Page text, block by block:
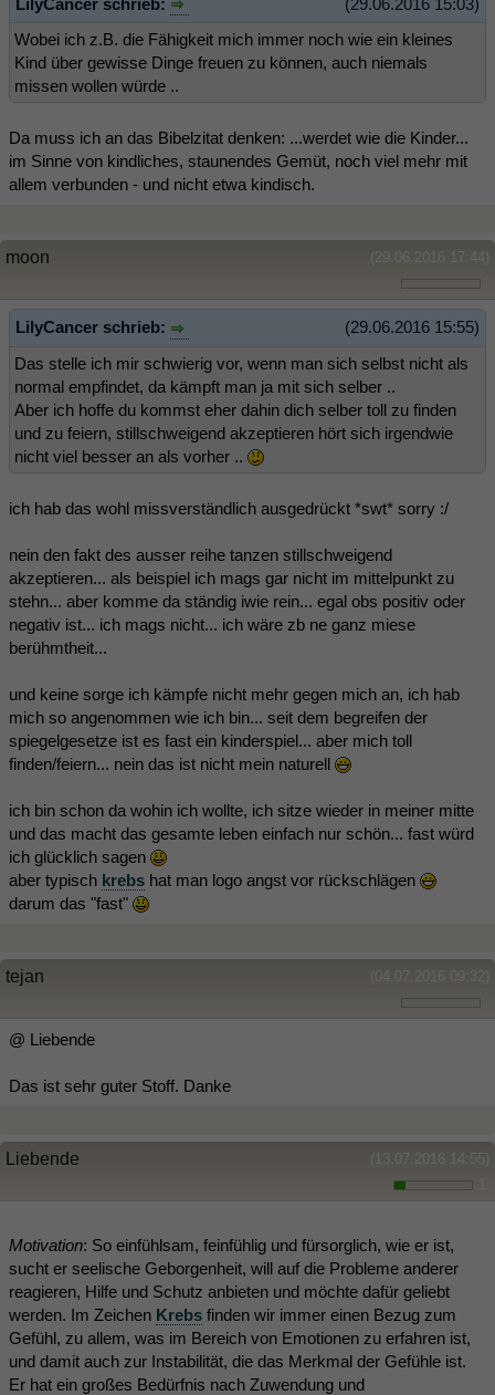
Wobei ich z.B. die Fähigkeit mich immer noch wie ein kleines
Kind über gewisse Dinge freuen zu können, auch niemals
missen wollen würde ..
Da muss ich an das Bibelzitat denken: ...werdet wie die Kinder...
im Sinne von kindliches, staunendes Gemüt, noch viel mehr mit
allem verbunden - und nicht etwa kindisch.
(29.06.2016 17:44)
moon
(29.06.2016 15:55)
LilyCancer schrieb:
Das stelle ich mir schwierig vor, wenn man sich selbst nicht als
normal empfindet, da kämpft man ja mit sich selber ..
Aber ich hoffe du kommst eher dahin dich selber toll zu finden
und zu feiern, stillschweigend akzeptieren hört sich irgendwie
nicht viel besser an als vorher ..
ich hab das wohl missverständlich ausgedrückt *swt* sorry :/
nein den fakt des ausser reihe tanzen stillschweigend
akzeptieren... als beispiel ich mags gar nicht im mittelpunkt zu
stehn... aber komme da ständig iwie rein... egal obs positiv oder
negativ ist... ich mags nicht... ich wäre zb ne ganz miese
berühmtheit...
und keine sorge ich kämpfe nicht mehr gegen mich an, ich hab
mich so angenommen wie ich bin... seit dem begreifen der
spiegelgesetze ist es fast ein kinderspiel... aber mich toll
finden/feiern... nein das ist nicht mein naturell
ich bin schon da wohin ich wollte, ich sitze wieder in meiner mitte
und das macht das gesamte leben einfach nur schön... fast würd
ich glücklich sagen
aber typisch krebs hat man logo angst vor rückschlägen
darum das "fast"
(04.07.2016 09:32)
tejan
@ Liebende
Das ist sehr guter Stoff. Danke
(13.07.2016 14:55)
Liebende
Motivation: So einfühlsam, feinfühlig und fürsorglich, wie er ist,
sucht er seelische Geborgenheit, will auf die Probleme anderer
reagieren, Hilfe und Schutz anbieten und möchte dafür geliebt
werden. Im Zeichen Krebs finden wir immer einen Bezug zum
Gefühl, zu allem, was im Bereich von Emotionen zu erfahren ist,
und damit auch zur Instabilität, die das Merkmal der Gefühle ist.
Er hat ein großes Bedürfnis nach Zuwendung und